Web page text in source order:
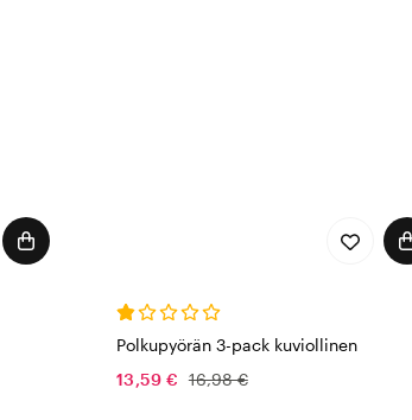
Polkupyörän 3-pack kuviollinen
13,59 € 16,98 €